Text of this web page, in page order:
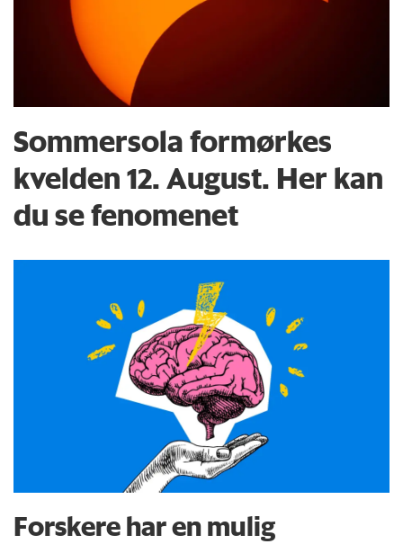
Sommersola formørkes
kvelden 12. August. Her kan
du se fenomenet
Forskere har en mulig